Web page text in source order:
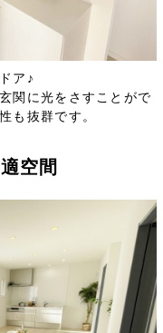
ア♪
関に光をさすことがで
も抜群です。
空間